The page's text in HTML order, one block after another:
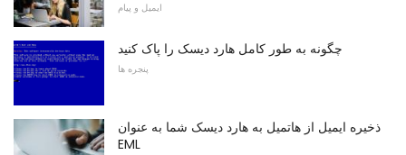
ایمیل و پیام
چگونه به طور کامل هارد دیسک را پاک کنید
پنجره ها
ذخیره ایمیل از هاتمیل به هارد دیسک شما به عنوان
EML